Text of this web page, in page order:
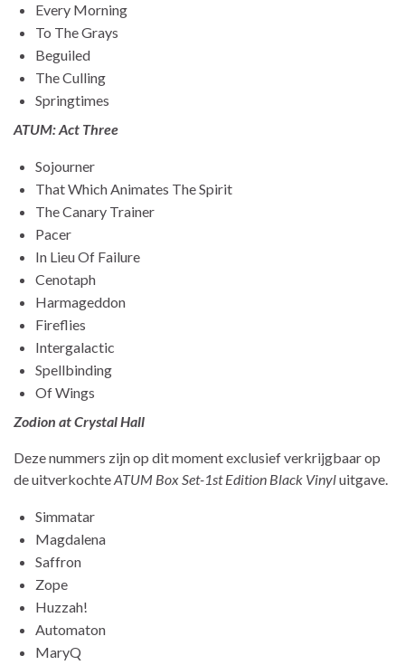
Every Morning
To The Grays
Beguiled
The Culling
Springtimes
ATUM: Act Three
Sojourner
That Which Animates The Spirit
The Canary Trainer
Pacer
In Lieu Of Failure
Cenotaph
Harmageddon
Fireflies
Intergalactic
Spellbinding
Of Wings
Zodion at Crystal Hall
Deze nummers zijn op dit moment exclusief verkrijgbaar op
de uitverkochteATUM Box Set-1st Edition Black Vinyluitgave.
Simmatar
Magdalena
Saffron
Zope
Huzzah!
Automaton
MaryQ